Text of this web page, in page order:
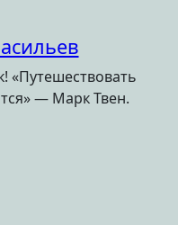
«Путешествовать
— Марк Твен.